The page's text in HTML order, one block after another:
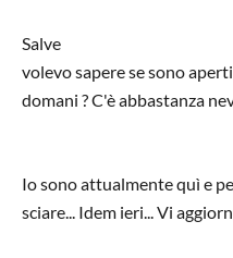
Salve
volevo sapere se sono
domani ? C'è abbastanza
Io sono attualmente quì e
sciare... Idem ieri... Vi